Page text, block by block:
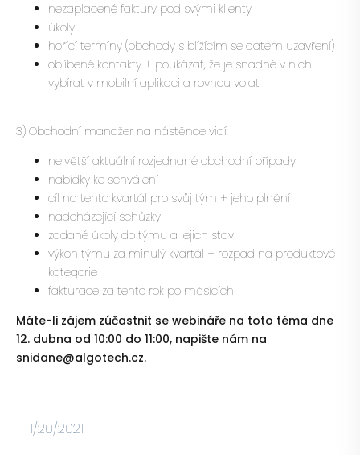
nezaplacené faktury pod svými klienty
úkoly
hořící termíny (obchody s blížícím se datem uzavření)
oblíbené kontakty + poukázat, že je snadné v nich
vybírat v mobilní aplikaci a rovnou volat
3) Obchodní manažer na nástěnce vidí:
největší aktuální rozjednané obchodní případy
nabídky ke schválení
cíl na tento kvartál pro svůj tým + jeho plnění
nadcházející schůzky
zadané úkoly do týmu a jejich stav
výkon týmu za minulý kvartál + rozpad na produktové
kategorie
fakturace za tento rok po měsících
Máte-li zájem zúčastnit se webináře na toto téma dne
12. dubna od 10:00 do 11:00, napište nám na
snidane@algotech.cz.
1/20/2021